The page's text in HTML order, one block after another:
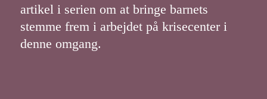
artikel i serien om at bringe barnets
stemme frem i arbejdet på krisecenter i
denne omgang.